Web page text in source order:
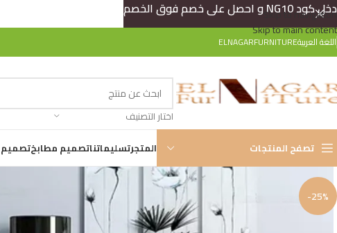
Skip to navigation
Skip to main content
اللغة العربيةELNAGARFURNITURE
اختار التصنيف
تصفح المنتجات المتجرتسليماتناتصميم مطابختصميم
-25%
دخل كود NG10 و احصل على خصم فوق الخصم